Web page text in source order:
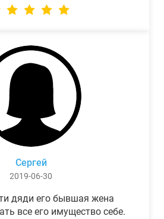
Сергей
2019-06-30
дяди его бывшая жена
все его имущество себе.